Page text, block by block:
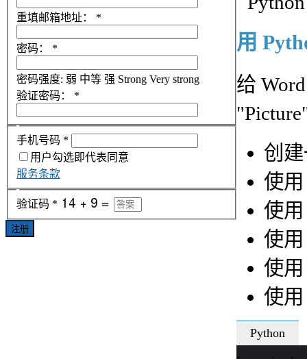
用
给
创
使
使
使用
使
使
Python
重填邮箱地址： *
密码： *
密码强度: 弱 中等 强 Strong Very strong
验证密码：
*
手机号码 *
用户勾选即代表同意
服务条款
验证码 *
注册